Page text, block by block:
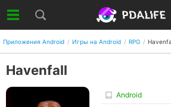
Приложения Android Игры на Android RPG
Havenfall
Android